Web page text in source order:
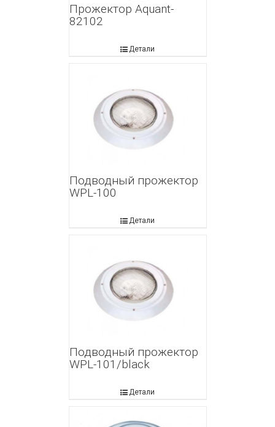
Прожектор Aquant-
82102
Детали
Подводный прожектор
WPL-100
Детали
Подводный прожектор
WPL-101/black
Детали